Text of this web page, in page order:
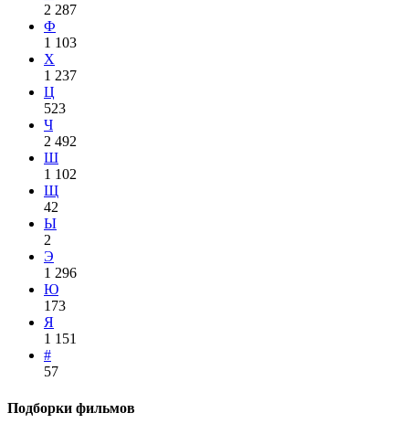
2 287
Ф
1 103
Х
1 237
Ц
523
Ч
2 492
Ш
1 102
Щ
42
Ы
2
Э
1 296
Ю
173
Я
1 151
#
57
Подборки фильмов